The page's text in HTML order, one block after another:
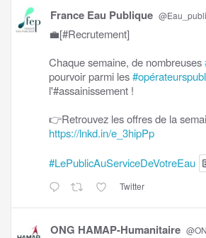
France Eau Publique
💼[#Recrutement]
Chaque semaine, de nombreuses
pourvoir parmi les
l'#assainissement !
👉Retrouvez les offres de la
https://lnkd.in/e_3hipPp
#LePublicAuServiceDeVotreEau
Twitter
ONG HAMAP-Humanitaire